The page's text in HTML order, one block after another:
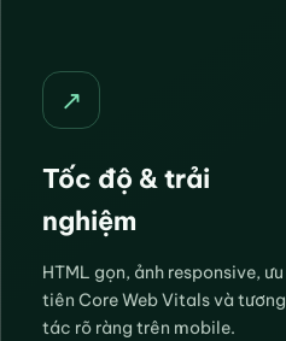
↗
Tốc độ & trải
nghiệm
HTML gọn, ảnh responsive, ưu
tiên Core Web Vitals và tương
tác rõ ràng trên mobile.